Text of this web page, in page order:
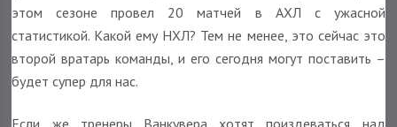
этом сезоне провел 20 матчей в АХЛ с ужасной
статистикой. Какой ему НХЛ? Тем не менее, это сейчас это
второй вратарь команды, и его сегодня могут поставить –
будет супер для нас.